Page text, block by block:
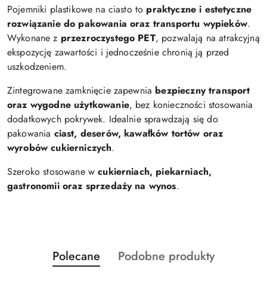
Pojemniki plastikowe na ciasto to praktyczne i estetyczne
rozwiązanie do pakowania oraz transportu wypieków.
Wykonane z przezroczystego PET, pozwalają na atrakcyjną
ekspozycję zawartości i jednocześnie chronią ją przed
uszkodzeniem.
Zintegrowane zamknięcie zapewnia bezpieczny transport
oraz wygodne użytkowanie, bez konieczności stosowania
dodatkowych pokrywek. Idealnie sprawdzają się do
pakowania ciast, deserów, kawałków tortów oraz
wyrobów cukierniczych.
Szeroko stosowane wcukierniach, piekarniach,
gastronomii oraz sprzedaży na wynos.
Pomiń karuzelę produktów
Produkty
o
Polecane
Produkty
Podobne produkty